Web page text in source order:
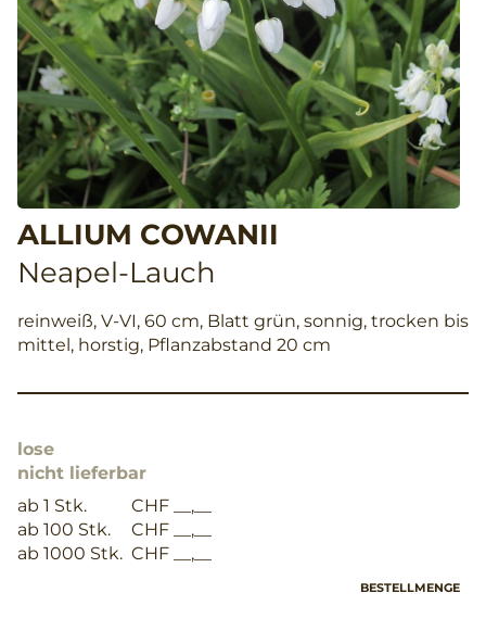
ALLIUM COWANII
Neapel-Lauch
reinweiß, V-VI, 60 cm, Blatt grün, sonnig, trocken bis
mittel, horstig, Pflanzabstand 20 cm
lose
nicht lieferbar
ab 1 Stk.
CHF __,__
ab 100 Stk.
CHF __,__
ab 1000 Stk. CHF __,__
BESTELLMENGE